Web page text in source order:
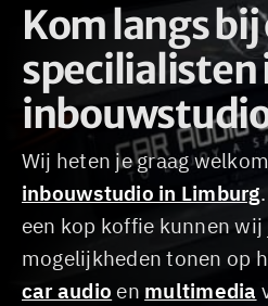
Kom langs bij
specilialisten
Wij heten je graag
inbouwstudio in Limburg
een kop koffie kunnen wij
mogelijkheden tonen op
car audio en multimedia